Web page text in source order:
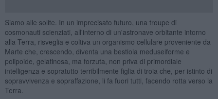
Siamo alle solite. In un imprecisato futuro, una troupe di
cosmonauti scienziati, all'interno di un'astronave orbitante intorno
alla Terra, risveglia e coltiva un organismo cellulare proveniente da
Marte che, crescendo, diventa una bestiola meduseiforme e
polipoide, gelatinosa, ma forzuta, non priva di primordiale
intelligenza e sopratutto terribilmente figlia di troia che, per istinto di
sopravvivenza e sopraffazione, li fa fuori tutti, facendo rotta verso la
Terra.